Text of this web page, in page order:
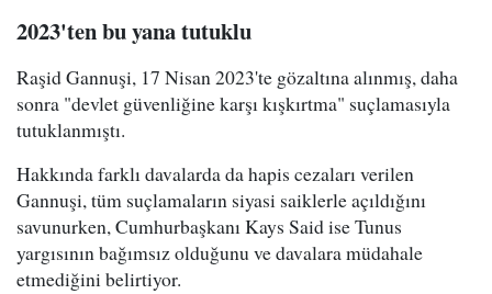
2023'ten bu yana tutuklu
Raşid Gannuşi, 17 Nisan 2023'te gözaltına alınmış, daha
sonra "devlet güvenliğine karşı kışkırtma" suçlamasıyla
tutuklanmıştı.
Hakkında farklı davalarda da hapis cezaları verilen
Gannuşi, tüm suçlamaların siyasi saiklerle açıldığını
savunurken, Cumhurbaşkanı Kays Said ise Tunus
yargısının bağımsız olduğunu ve davalara müdahale
etmediğini belirtiyor.